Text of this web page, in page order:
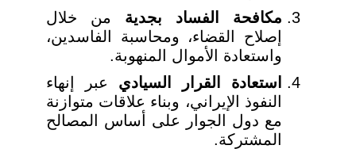
مكافحة الفساد بجدية من خلال
إصلاح القضاء، ومحاسبة الفاسدين،
واستعادة الأموال المنهوبة.
استعادة القرار السيادي عبر إنهاء
النفوذ الإيراني، وبناء علاقات متوازنة
مع دول الجوار على أساس المصالح
المشتركة.